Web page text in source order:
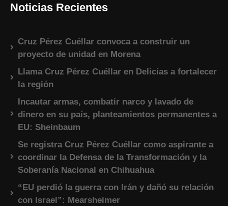
Noticias Recientes
Cruz Pérez Cuéllar convoca a construir un
proyecto de unidad en Morena
Llama Cruz Pérez Cuéllar en Delicias a fortalecer
la región
Incautar armas, combatir narco y lavado de
dinero en su país, planteamientos permanentes a
EU: Sheinbaum
Se registra Cruz Pérez Cuéllar como aspirante a
coordinar la Defensa de la Transformación y la
Soberanía Nacional en Chihuahua
“EU perdió la guerra con Irán y dañó su relación
con Israel”: Mearsheimer